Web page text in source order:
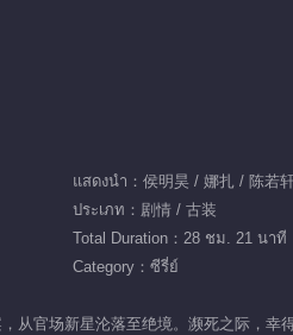
ประเภท：剧情 / 古装
Total Duration：28 ชม. 21 นาที
Category：ซีรี่ย์
官场新星沦落至绝境。濒死之际，幸